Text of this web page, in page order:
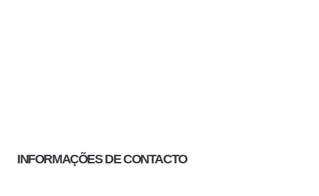
INFORMAÇÕES DE CONTACTO